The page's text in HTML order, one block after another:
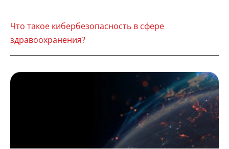
Что такое кибербезопасность в сфере
здравоохранения?